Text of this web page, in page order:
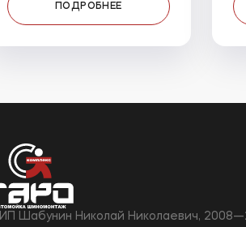
ПОДРОБНЕЕ
ИП Шабунин Николай Николаевич,